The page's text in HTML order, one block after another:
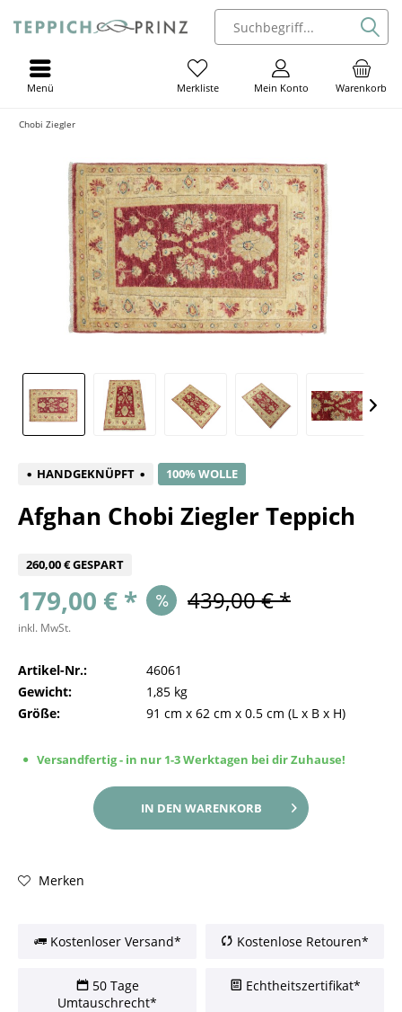
Warenkorb
Mein Konto
Merkliste
Menü
Chobi Ziegler
HANDGEKNÜPFT 100% WOLLE
Afghan Chobi Ziegler Teppich
260,00 € GESPART
179,00 € * 439,00 € *
inkl. MwSt.
Artikel-Nr.:
46061
Gewicht:
1,85 kg
Größe:
91 cm x 62 cm x 0.5 cm (L x B x H)
Versandfertig - in nur 1-3 Werktagen bei dir Zuhause!
IN DEN WARENKORB
Merken
Kostenloser Versand* Kostenlose Retouren*
50 Tage
Umtauschrecht*
Echtheitszertifikat*